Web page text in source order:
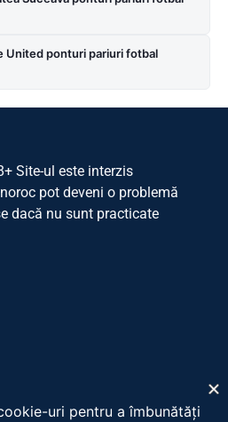
United ponturi pariuri fotbal
Site-ul este interzis
pot deveni o problemă
dacă nu sunt practicate